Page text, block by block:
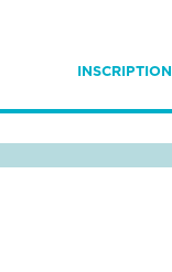
INSCRIPTION